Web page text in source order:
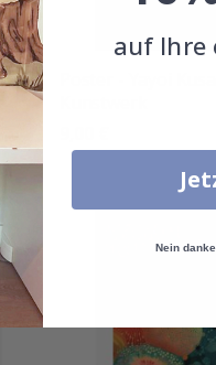
auf Ihre
Nein